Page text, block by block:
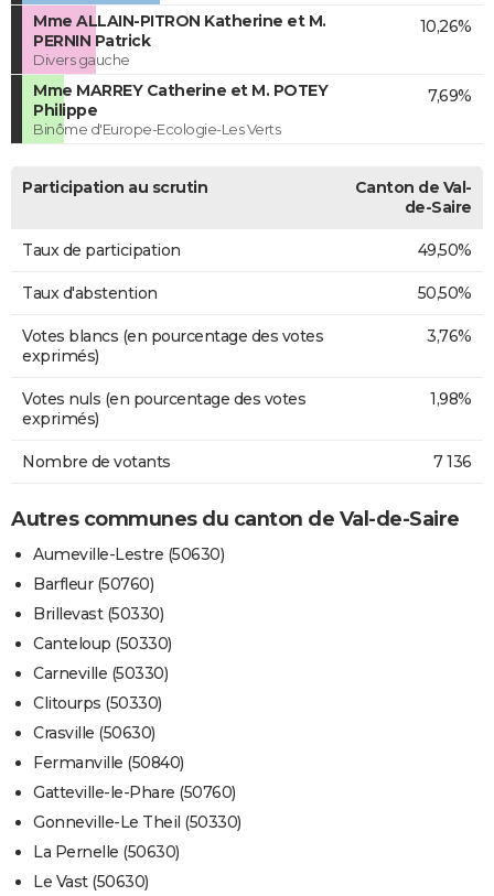
Mme ALLAIN-PITRON Katherine et M.
PERNIN Patrick
Divers gauche
10,26%
Mme MARREY Catherine et M. POTEY
Philippe
Binôme d'Europe-Ecologie-Les Verts
7,69%
Participation au scrutin
Canton de Val-
de-Saire
Taux de participation 49,50%
Taux d'abstention 50,50%
Votes blancs (en pourcentage des votes
exprimés)
3,76%
Votes nuls (en pourcentage des votes
exprimés)
1,98%
Nombre de votants 7 136
Autres communes du canton de Val-de-Saire
Aumeville-Lestre (50630)
Barfleur (50760)
Brillevast (50330)
Canteloup (50330)
Carneville (50330)
Clitourps (50330)
Crasville (50630)
Fermanville (50840)
Gatteville-le-Phare (50760)
Gonneville-Le Theil (50330)
La Pernelle (50630)
Le Vast (50630)